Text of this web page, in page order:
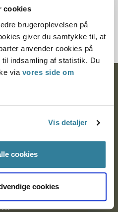
cookies
brugeroplevelsen på
giver du samtykke til, at
anvender cookies på
indsamling af statistik. Du
via vores side om
Vis detaljer
cookies
cookies
99